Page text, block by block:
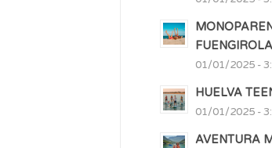
01/01/2025 -
HUELVA
01/01/2025 -
AVENTURA